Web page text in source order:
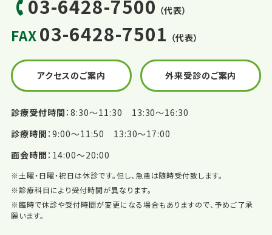
03-6428-7500 （代表）
FAX03-6428-7501 （代表）
アクセスのご案内 外来受診のご案内
診療受付時間 8:30〜11:30 13:30〜16:30
診療時間 9:00〜11:50 13:30〜17:00
面会時間 14:00〜20:00
※土曜・日曜・祝日は休診です。但し、急患は随時受付致します。
※診療科目により受付時間が異なります。
※臨時で休診や受付時間が変更になる場合もありますので、予めご了承
願います。